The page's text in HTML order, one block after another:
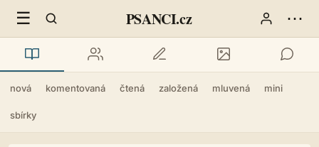
☰ PSANCI.cz ⋯
nová komentovaná čtená založená mluvená mini
sbírky